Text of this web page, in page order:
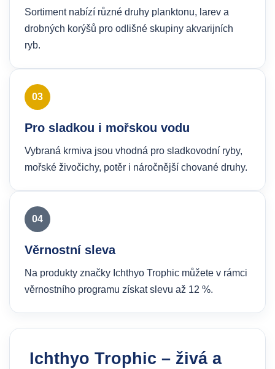
Sortiment nabízí různé druhy planktonu, larev a
drobných korýšů pro odlišné skupiny akvarijních
ryb.
03
Pro sladkou i mořskou vodu
Vybraná krmiva jsou vhodná pro sladkovodní ryby,
mořské živočichy, potěr i náročnější chované druhy.
04
Věrnostní sleva
Na produkty značky Ichthyo Trophic můžete v rámci
věrnostního programu získat slevu až 12 %.
Ichthyo Trophic – živá a